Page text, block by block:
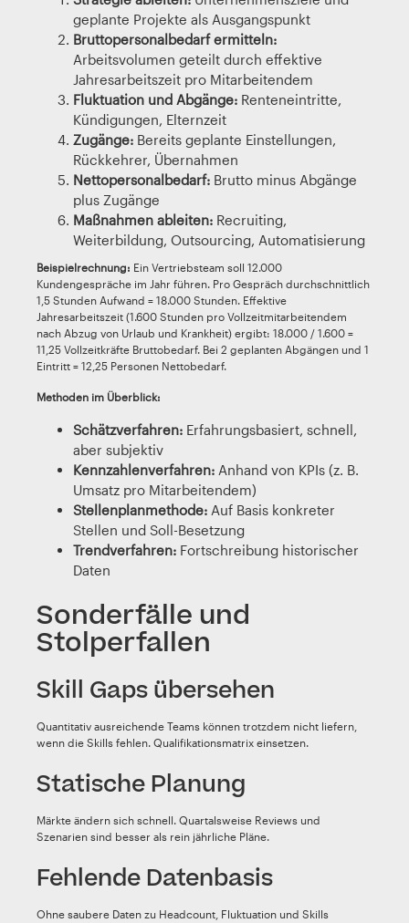
geplante Projekte als Ausgangspunkt
Bruttopersonalbedarf ermitteln:
Arbeitsvolumen geteilt durch effektive
Jahresarbeitszeit pro Mitarbeitendem
Fluktuation und Abgänge: Renteneintritte,
Kündigungen, Elternzeit
Zugänge: Bereits geplante Einstellungen,
Rückkehrer, Übernahmen
Nettopersonalbedarf: Brutto minus Abgänge
plus Zugänge
Maßnahmen ableiten: Recruiting,
Weiterbildung, Outsourcing, Automatisierung
Beispielrechnung: Ein Vertriebsteam soll 12.000
Kundengespräche im Jahr führen. Pro Gespräch durchschnittlich
1,5 Stunden Aufwand = 18.000 Stunden. Effektive
Jahresarbeitszeit (1.600 Stunden pro Vollzeitmitarbeitendem
nach Abzug von Urlaub und Krankheit) ergibt: 18.000 / 1.600 =
11,25 Vollzeitkräfte Bruttobedarf. Bei 2 geplanten Abgängen und 1
Eintritt = 12,25 Personen Nettobedarf.
Methoden im Überblick:
Schätzverfahren: Erfahrungsbasiert, schnell,
aber subjektiv
Kennzahlenverfahren: Anhand von KPIs (z. B.
Umsatz pro Mitarbeitendem)
Stellenplanmethode: Auf Basis konkreter
Stellen und Soll-Besetzung
Trendverfahren: Fortschreibung historischer
Daten
Sonderfälle und
Stolperfallen
Skill Gaps übersehen
Quantitativ ausreichende Teams können trotzdem nicht liefern,
wenn die Skills fehlen. Qualifikationsmatrix einsetzen.
Statische Planung
Märkte ändern sich schnell. Quartalsweise Reviews und
Szenarien sind besser als rein jährliche Pläne.
Fehlende Datenbasis
Ohne saubere Daten zu Headcount, Fluktuation und Skills